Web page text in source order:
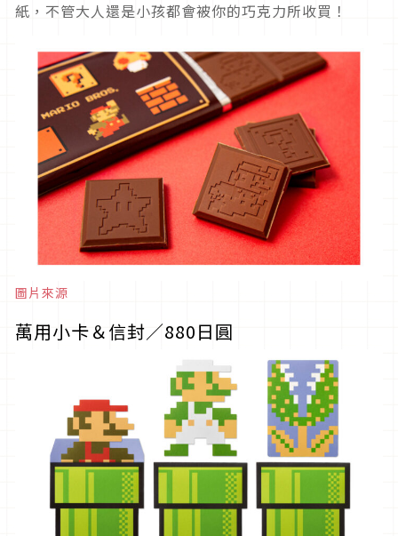
紙，不管大人還是小孩都會被你的巧克力所收買！
圖片來源
萬用小卡＆信封／880日圓